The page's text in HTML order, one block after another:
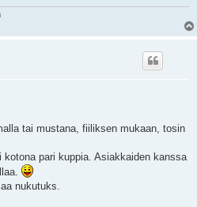
tai mustana, fiiliksen mukaan, tosin
pari kuppia. Asiakkaiden kanssa
nukutuks.